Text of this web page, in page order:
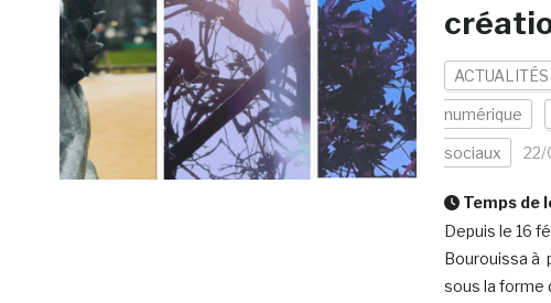
ACTUALITÉS
numérique
sociaux 22/
Temps de
Depuis le 16
Bourouissa à
sous la forme